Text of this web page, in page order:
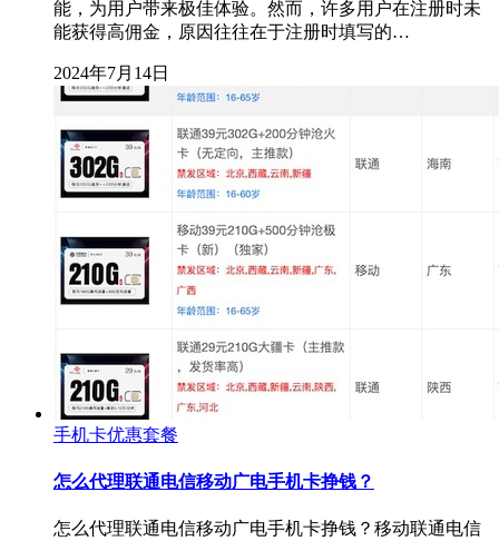
能，为用户带来极佳体验。然而，许多用户在注册时未
能获得高佣金，原因往往在于注册时填写的…
2024年7月14日
手机卡优惠套餐
怎么代理联通电信移动广电手机卡挣钱？
怎么代理联通电信移动广电手机卡挣钱？移动联通电信